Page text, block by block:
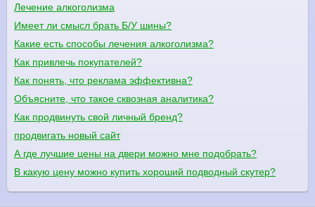
Лечение алкоголизма
Имеет ли смысл брать Б/У шины?
Какие есть способы лечения алкоголизма?
Как привлечь покупателей?
Как понять, что реклама эффективна?
Объясните, что такое сквозная аналитика?
Как продвинуть свой личный бренд?
продвигать новый сайт
А где лучшие цены на двери можно мне подобрать?
В какую цену можно купить хороший подводный скутер?